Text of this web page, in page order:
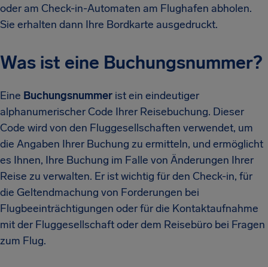
oder am Check-in-Automaten am Flughafen abholen.
Sie erhalten dann Ihre Bordkarte ausgedruckt.
Was ist eine Buchungsnummer?
Eine Buchungsnummer ist ein eindeutiger
alphanumerischer Code Ihrer Reisebuchung. Dieser
Code wird von den Fluggesellschaften verwendet, um
die Angaben Ihrer Buchung zu ermitteln, und ermöglicht
es Ihnen, Ihre Buchung im Falle von Änderungen Ihrer
Reise zu verwalten. Er ist wichtig für den Check-in, für
die Geltendmachung von Forderungen bei
Flugbeeinträchtigungen oder für die Kontaktaufnahme
mit der Fluggesellschaft oder dem Reisebüro bei Fragen
zum Flug.